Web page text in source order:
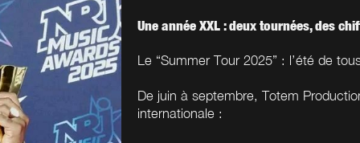
Une année XXL : deux tournées, des
Le “Summer Tour 2025” : l’été de
De juin à septembre, Totem
internationale :